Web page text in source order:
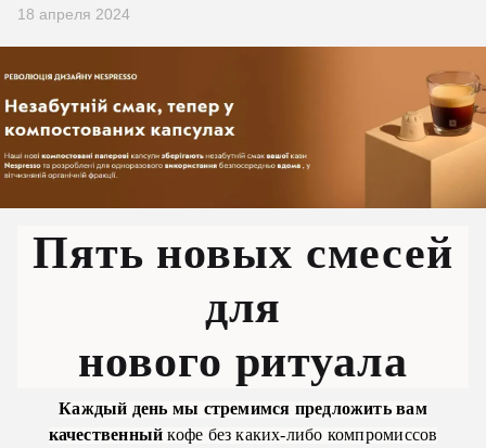
18 апреля 2024
Пять новых смесей
для
нового ритуала
Каждый день мы стремимся предложить вам
качественный кофе без каких-либо компромиссов